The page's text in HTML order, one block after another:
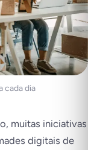
cada dia
muitas iniciativas
digitais de